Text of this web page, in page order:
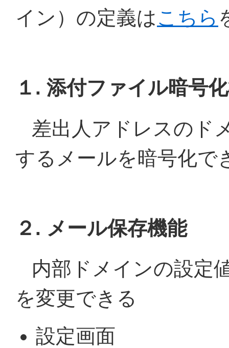
イン）の定義はこちら
１. 添付ファイル暗号
差出人アドレスのド
するメールを暗号化で
２. メール保存機能
内部ドメインの設定
を変更できる
設定画面